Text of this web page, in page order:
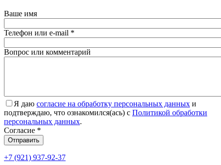
Ваше имя
Телефон или e-mail *
Вопрос или комментарий
Я даю согласие на обработку персональных данных и
подтверждаю, что ознакомился(ась) с Политикой обработки
персональных данных.
Согласие *
Отправить
+7 (921) 937-92-37